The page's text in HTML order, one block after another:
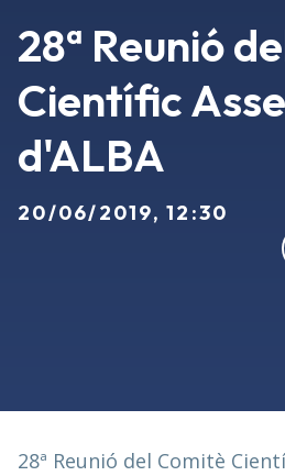
28ª Reunió
Científic
d'ALBA
20/06/2019, 12:30
28ª Reunió del Comitè